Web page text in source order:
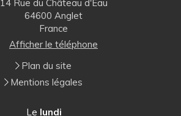
14 Rue du Château d'Eau
64600 Anglet
France
Afficher le téléphone
Plan du site
Mentions légales
Le lundi